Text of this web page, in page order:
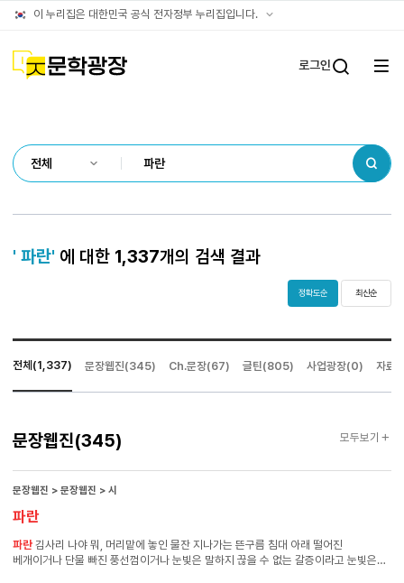
이 누리집은 대한민국 공식 전자정부 누리집입니다. 공식
문학광장 로그인
전체
결과
검색
' 파란' 에 대한 1,337개의 검색 결과
정확도순 최신순
전체(1,337) 문장웹진(345) Ch.문장(67) 글틴(805) 사업광장(0) 자료
문장웹진(345)
문장웹진 > 문장웹진 > 시
파란
파란 김사리 나야 뭐, 머리맡에 놓인 물잔 지나가는 뜬구름 침대 아래 떨어진
베개이거나 단물 빠진 풍선껌이거나 눈빛은 말하지 끊을 수 없는 갈증이라고 눈빛은
문장웹진
모두보기